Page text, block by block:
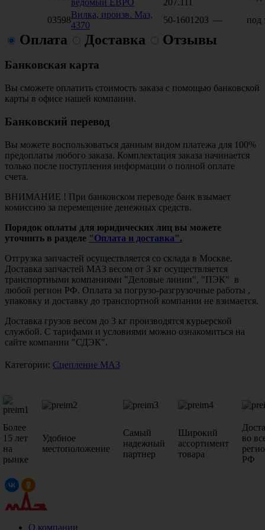
03598
Вилка, произв. Маз,
4370
50-1601203 — под
Оплата Доставка Отзывы
Банковская карта
Вы сможете оплатить стоимость заказа с помощью банковской
карты в офисе нашей компании.
Банковский перевод
Вы можете воспользоваться данным видом платежа для 100%
предоплаты любого заказа. Комплектация заказа начинается
только после поступления информации о полной оплате
счета.
ВНИМАНИЕ ! При банковском переводе банк взымает
комиссию за перемещение денежных средств.
Порядок оплаты для юридических лиц вы можете
уточнить в разделе "Оплата и доставка".
Отгрузка запчастей осуществляется со склада в Москве.
Доставка запчастей МАЗ весом от 3 кг осуществляется
транспортными компаниями "Деловые линии", "ПЭК" в
любой регион РФ. Оплата за погрузо-разгрузочные работы ,
упаковку и доставку до транспортной компании не взимается.
Доставка грузов весом до 3 кг производятся курьерской
службой. С тарифами и условиями можно ознакомиться на
сайте компании "СДЭК".
Категории: Сцепление МАЗ
Более
15 лет
на
рынке
Удобное
местоположение
Самый
надежный
партнер
Широкий
ассортимент
товара
во
РФ
О компании